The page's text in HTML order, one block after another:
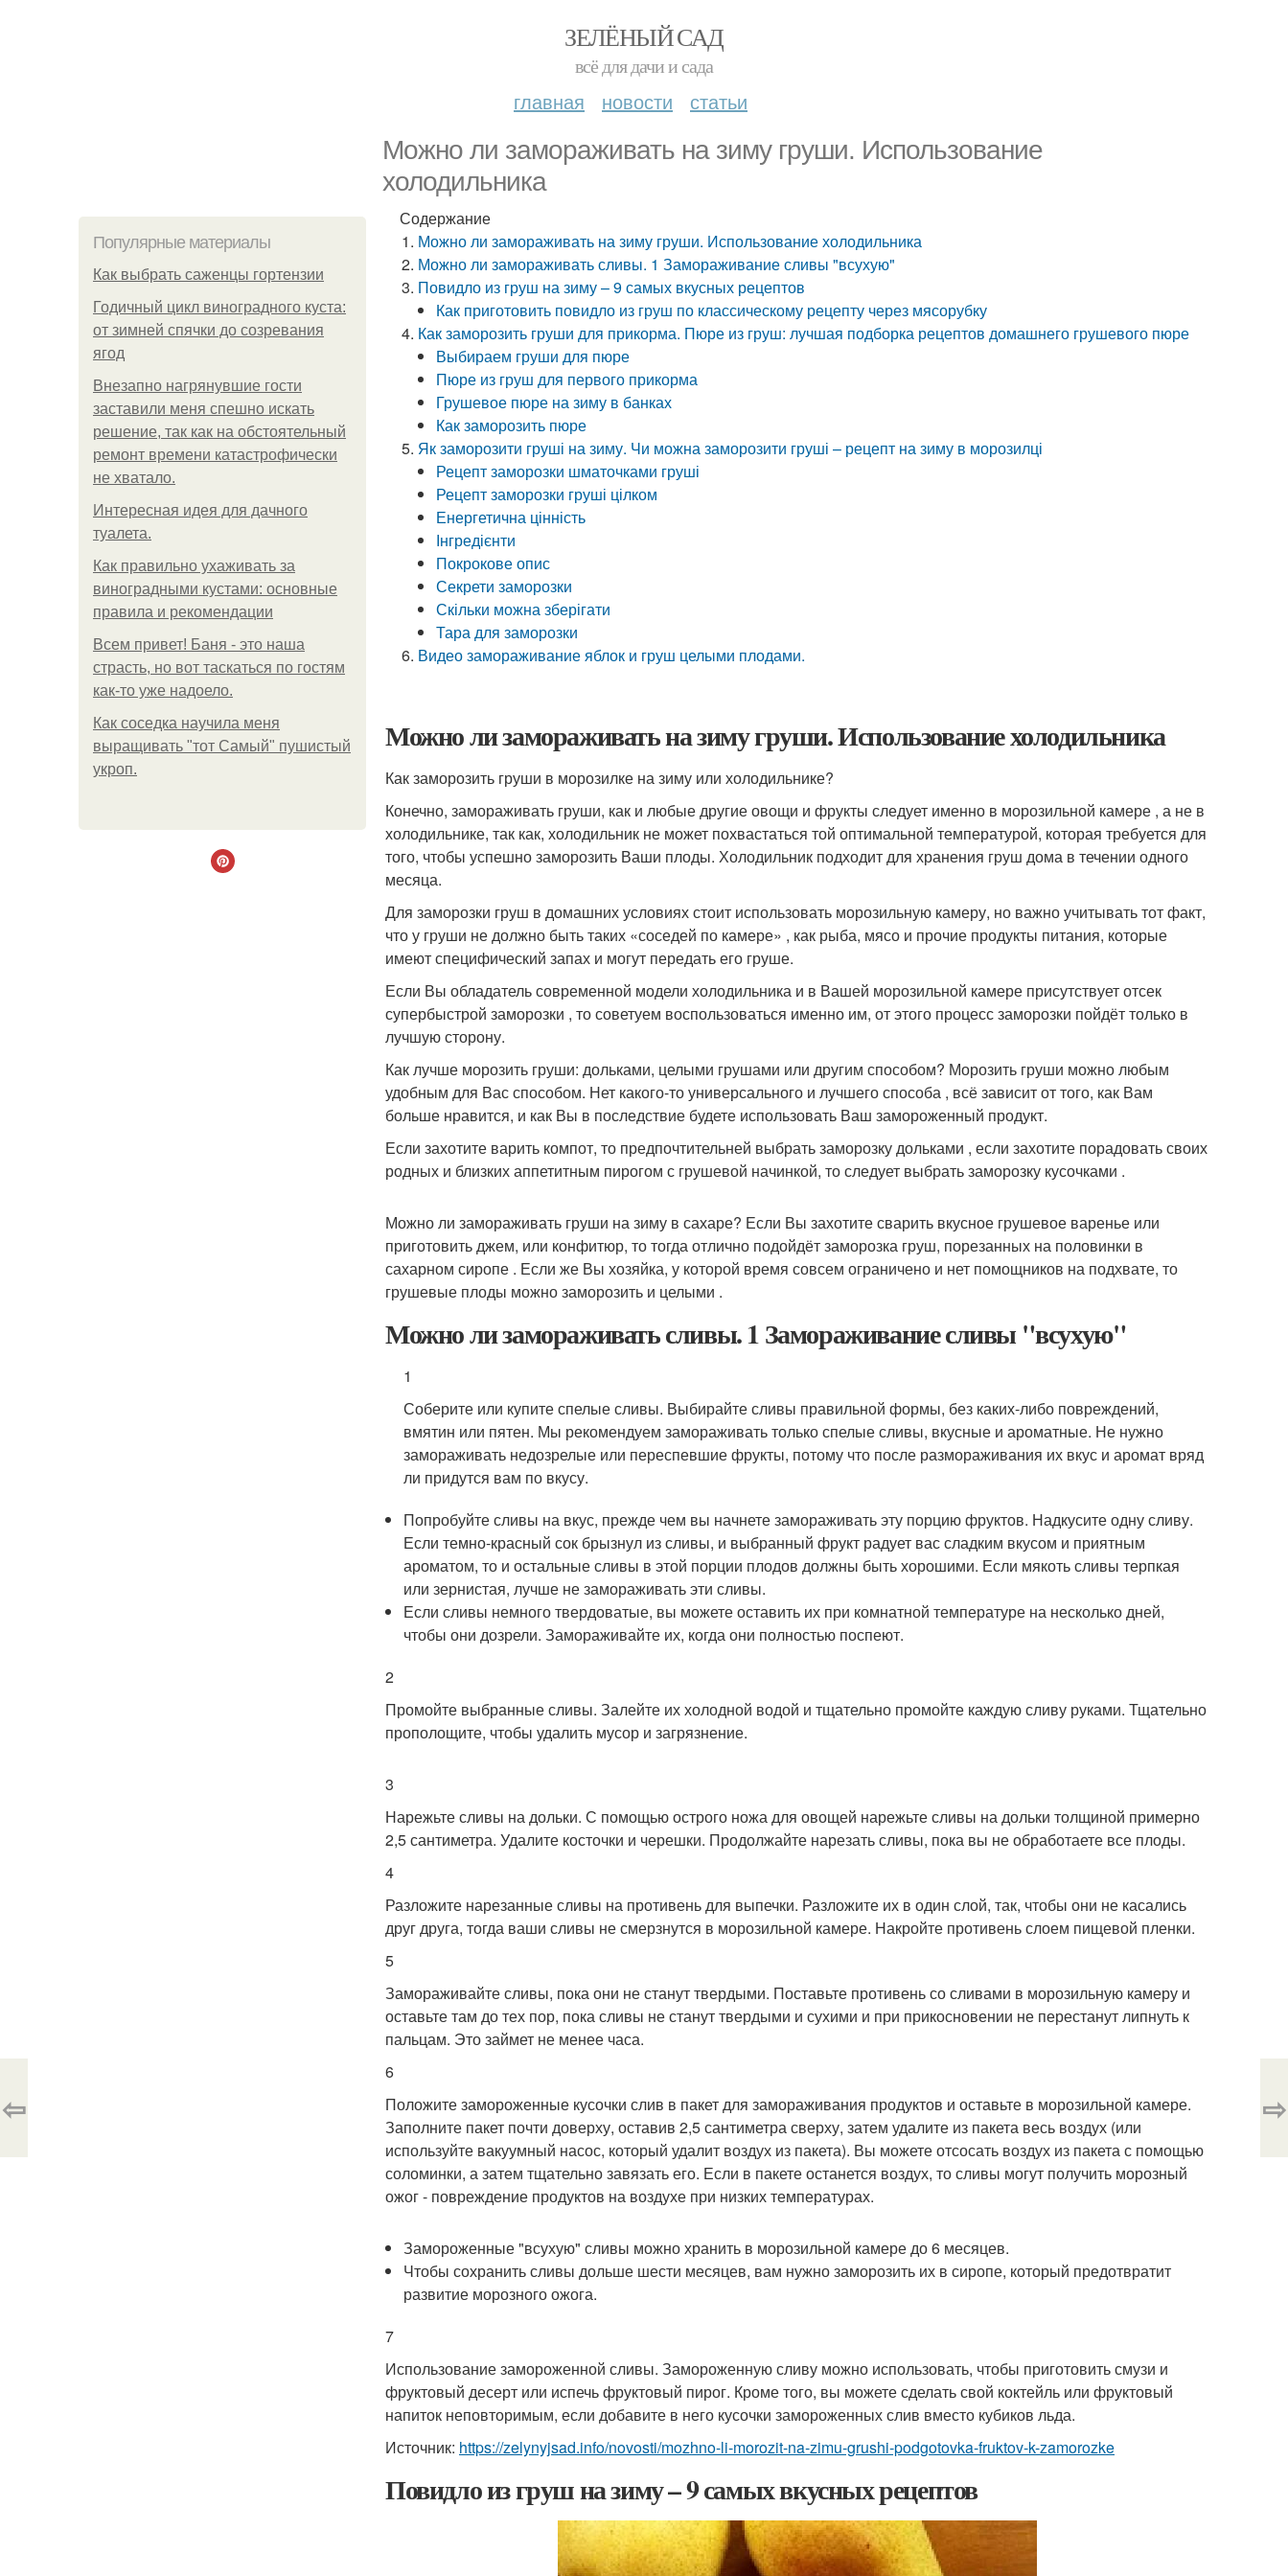
ЗЕЛЁНЫЙ САД
всё для дачи и сада
главная новости статьи
Можно ли замораживать на зиму груши. Использование
холодильника
Популярные материалы
Как выбрать саженцы гортензии
Годичный цикл виноградного куста:
от зимней спячки до созревания
ягод
Внезапно нагрянувшие гости
заставили меня спешно искать
решение, так как на обстоятельный
ремонт времени катастрофически
не хватало.
Интересная идея для дачного
туалета.
Как правильно ухаживать за
виноградными кустами: основные
правила и рекомендации
Всем привет! Баня - это наша
страсть, но вот таскаться по гостям
как-то уже надоело.
Как соседка научила меня
выращивать "тот Самый" пушистый
укроп.
Содержание
Можно ли замораживать на зиму груши. Использование холодильника
Можно ли замораживать сливы. 1 Замораживание сливы "всухую"
Повидло из груш на зиму – 9 самых вкусных рецептов
Как приготовить повидло из груш по классическому рецепту через мясорубку
Как заморозить груши для прикорма. Пюре из груш: лучшая подборка рецептов домашнего грушевого пюре
Выбираем груши для пюре
Пюре из груш для первого прикорма
Грушевое пюре на зиму в банках
Как заморозить пюре
Як заморозити груші на зиму. Чи можна заморозити груші – рецепт на зиму в морозилці
Рецепт заморозки шматочками груші
Рецепт заморозки груші цілком
Енергетична цінність
Інгредієнти
Покрокове опис
Секрети заморозки
Скільки можна зберігати
Тара для заморозки
Видео замораживание яблок и груш целыми плодами.
Можно ли замораживать на зиму груши. Использование холодильника
Как заморозить груши в морозилке на зиму или холодильнике?
Конечно, замораживать груши, как и любые другие овощи и фрукты следует именно в морозильной камере , а не в
холодильнике, так как, холодильник не может похвастаться той оптимальной температурой, которая требуется для
того, чтобы успешно заморозить Ваши плоды. Холодильник подходит для хранения груш дома в течении одного
месяца.
Для заморозки груш в домашних условиях стоит использовать морозильную камеру, но важно учитывать тот факт,
что у груши не должно быть таких «соседей по камере» , как рыба, мясо и прочие продукты питания, которые
имеют специфический запах и могут передать его груше.
Если Вы обладатель современной модели холодильника и в Вашей морозильной камере присутствует отсек
супербыстрой заморозки , то советуем воспользоваться именно им, от этого процесс заморозки пойдёт только в
лучшую сторону.
Как лучше морозить груши: дольками, целыми грушами или другим способом? Морозить груши можно любым
удобным для Вас способом. Нет какого-то универсального и лучшего способа , всё зависит от того, как Вам
больше нравится, и как Вы в последствие будете использовать Ваш замороженный продукт.
Если захотите варить компот, то предпочтительней выбрать заморозку дольками , если захотите порадовать своих
родных и близких аппетитным пирогом с грушевой начинкой, то следует выбрать заморозку кусочками .
Можно ли замораживать груши на зиму в сахаре? Если Вы захотите сварить вкусное грушевое варенье или
приготовить джем, или конфитюр, то тогда отлично подойдёт заморозка груш, порезанных на половинки в
сахарном сиропе . Если же Вы хозяйка, у которой время совсем ограничено и нет помощников на подхвате, то
грушевые плоды можно заморозить и целыми .
Можно ли замораживать сливы. 1 Замораживание сливы "всухую"
1
Соберите или купите спелые сливы. Выбирайте сливы правильной формы, без каких-либо повреждений,
вмятин или пятен. Мы рекомендуем замораживать только спелые сливы, вкусные и ароматные. Не нужно
замораживать недозрелые или переспевшие фрукты, потому что после размораживания их вкус и аромат вряд
ли придутся вам по вкусу.
Попробуйте сливы на вкус, прежде чем вы начнете замораживать эту порцию фруктов. Надкусите одну сливу.
Если темно-красный сок брызнул из сливы, и выбранный фрукт радует вас сладким вкусом и приятным
ароматом, то и остальные сливы в этой порции плодов должны быть хорошими. Если мякоть сливы терпкая
или зернистая, лучше не замораживать эти сливы.
Если сливы немного твердоватые, вы можете оставить их при комнатной температуре на несколько дней,
чтобы они дозрели. Замораживайте их, когда они полностью поспеют.
2
Промойте выбранные сливы. Залейте их холодной водой и тщательно промойте каждую сливу руками. Тщательно
прополощите, чтобы удалить мусор и загрязнение.
3
Нарежьте сливы на дольки. С помощью острого ножа для овощей нарежьте сливы на дольки толщиной примерно
2,5 сантиметра. Удалите косточки и черешки. Продолжайте нарезать сливы, пока вы не обработаете все плоды.
4
Разложите нарезанные сливы на противень для выпечки. Разложите их в один слой, так, чтобы они не касались
друг друга, тогда ваши сливы не смерзнутся в морозильной камере. Накройте противень слоем пищевой пленки.
5
Замораживайте сливы, пока они не станут твердыми. Поставьте противень со сливами в морозильную камеру и
оставьте там до тех пор, пока сливы не станут твердыми и сухими и при прикосновении не перестанут липнуть к
пальцам. Это займет не менее часа.
6
Положите замороженные кусочки слив в пакет для замораживания продуктов и оставьте в морозильной камере.
Заполните пакет почти доверху, оставив 2,5 сантиметра сверху, затем удалите из пакета весь воздух (или
используйте вакуумный насос, который удалит воздух из пакета). Вы можете отсосать воздух из пакета с помощью
соломинки, а затем тщательно завязать его. Если в пакете останется воздух, то сливы могут получить морозный
ожог - повреждение продуктов на воздухе при низких температурах.
Замороженные "всухую" сливы можно хранить в морозильной камере до 6 месяцев.
Чтобы сохранить сливы дольше шести месяцев, вам нужно заморозить их в сиропе, который предотвратит
развитие морозного ожога.
7
Использование замороженной сливы. Замороженную сливу можно использовать, чтобы приготовить смузи и
фруктовый десерт или испечь фруктовый пирог. Кроме того, вы можете сделать свой коктейль или фруктовый
напиток неповторимым, если добавите в него кусочки замороженных слив вместо кубиков льда.
Источник: https://zelynyjsad.info/novosti/mozhno-li-morozit-na-zimu-grushi-podgotovka-fruktov-k-zamorozke
Повидло из груш на зиму – 9 самых вкусных рецептов
⇦ ⇨